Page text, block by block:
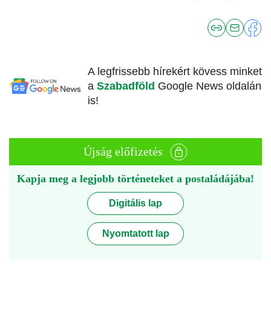
A legfrissebb hírekért kövess minket
a Szabadföld Google News oldalán
is!
Újság előfizetés
Kapja meg a legjobb történeteket a postaládájába!
Digitális lap
Nyomtatott lap